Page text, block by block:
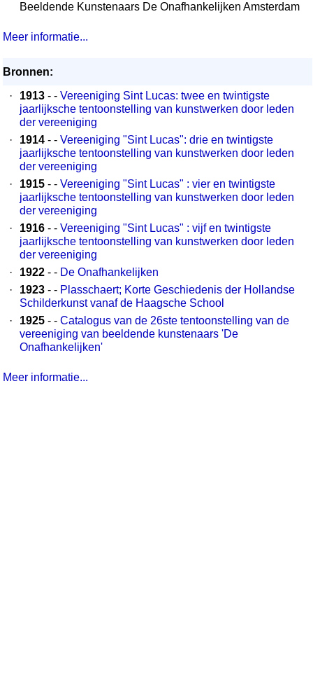
Beeldende Kunstenaars De Onafhankelijken Amsterdam
Meer informatie...
Bronnen:
·
1913 - - Vereeniging Sint Lucas: twee en twintigste
jaarlijksche tentoonstelling van kunstwerken door leden
der vereeniging
·
1914 - - Vereeniging "Sint Lucas": drie en twintigste
jaarlijksche tentoonstelling van kunstwerken door leden
der vereeniging
·
1915 - - Vereeniging "Sint Lucas" : vier en twintigste
jaarlijksche tentoonstelling van kunstwerken door leden
der vereeniging
·
1916 - - Vereeniging "Sint Lucas" : vijf en twintigste
jaarlijksche tentoonstelling van kunstwerken door leden
der vereeniging
·
1922 - - De Onafhankelijken
·
1923 - - Plasschaert; Korte Geschiedenis der Hollandse
Schilderkunst vanaf de Haagsche School
·
1925 - - Catalogus van de 26ste tentoonstelling van de
vereeniging van beeldende kunstenaars 'De
Onafhankelijken'
Meer informatie...